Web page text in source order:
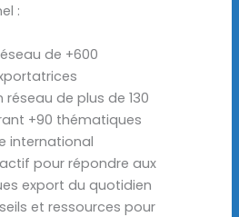
:
de +600
réseau de plus de 130
+90 thématiques
international
pour répondre aux
export du quotidien
et ressources pour